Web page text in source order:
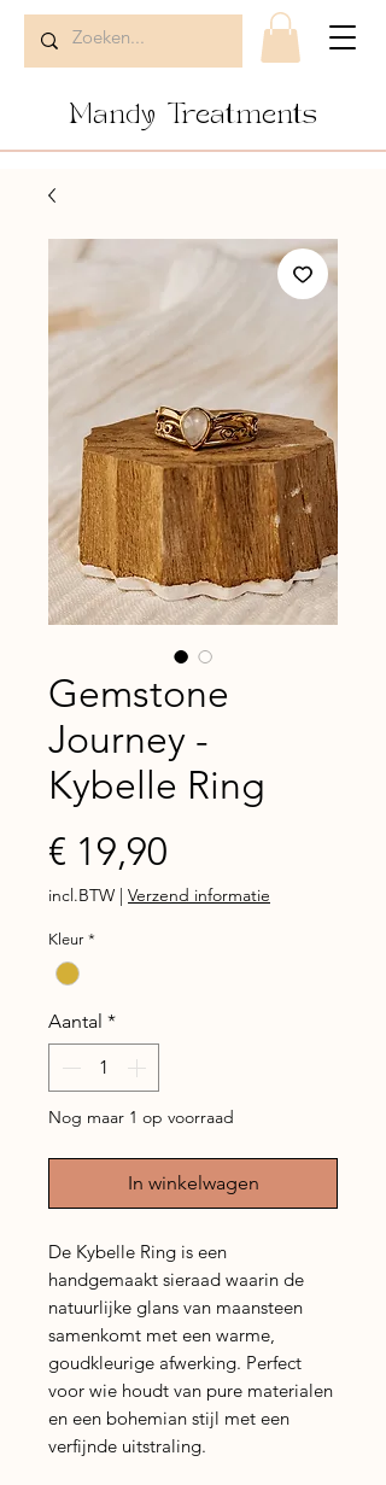
Mandy Treatments
Gemstone
Journey -
Kybelle Ring
€ 19,90
incl.BTW | Verzend informatie
Kleur *
Aantal *
Nog maar 1 op voorraad
In winkelwagen
De Kybelle Ring is een
handgemaakt sieraad waarin de
natuurlijke glans van maansteen
samenkomt met een warme,
goudkleurige afwerking. Perfect
voor wie houdt van pure materialen
en een bohemian stijl met een
verfijnde uitstraling.